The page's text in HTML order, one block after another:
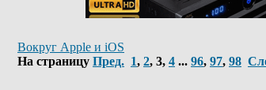
Вокруг Apple и iOS
На страницу Пред. 1, 2, 3, 4 ... 96, 97, 98